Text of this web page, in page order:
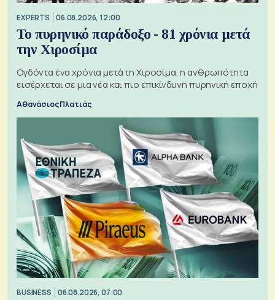
EXPERTS 06.08.2026, 12:00
Το πυρηνικό παράδοξο - 81 χρόνια μετά
την Χιροσίμα
Ογδόντα ένα χρόνια μετά τη Χιροσίμα, η ανθρωπότητα
εισέρχεται σε μια νέα και πιο επικίνδυνη πυρηνική εποχή
Αθανάσιος Πλατιάς
BUSINESS 06.08.2026, 07:00